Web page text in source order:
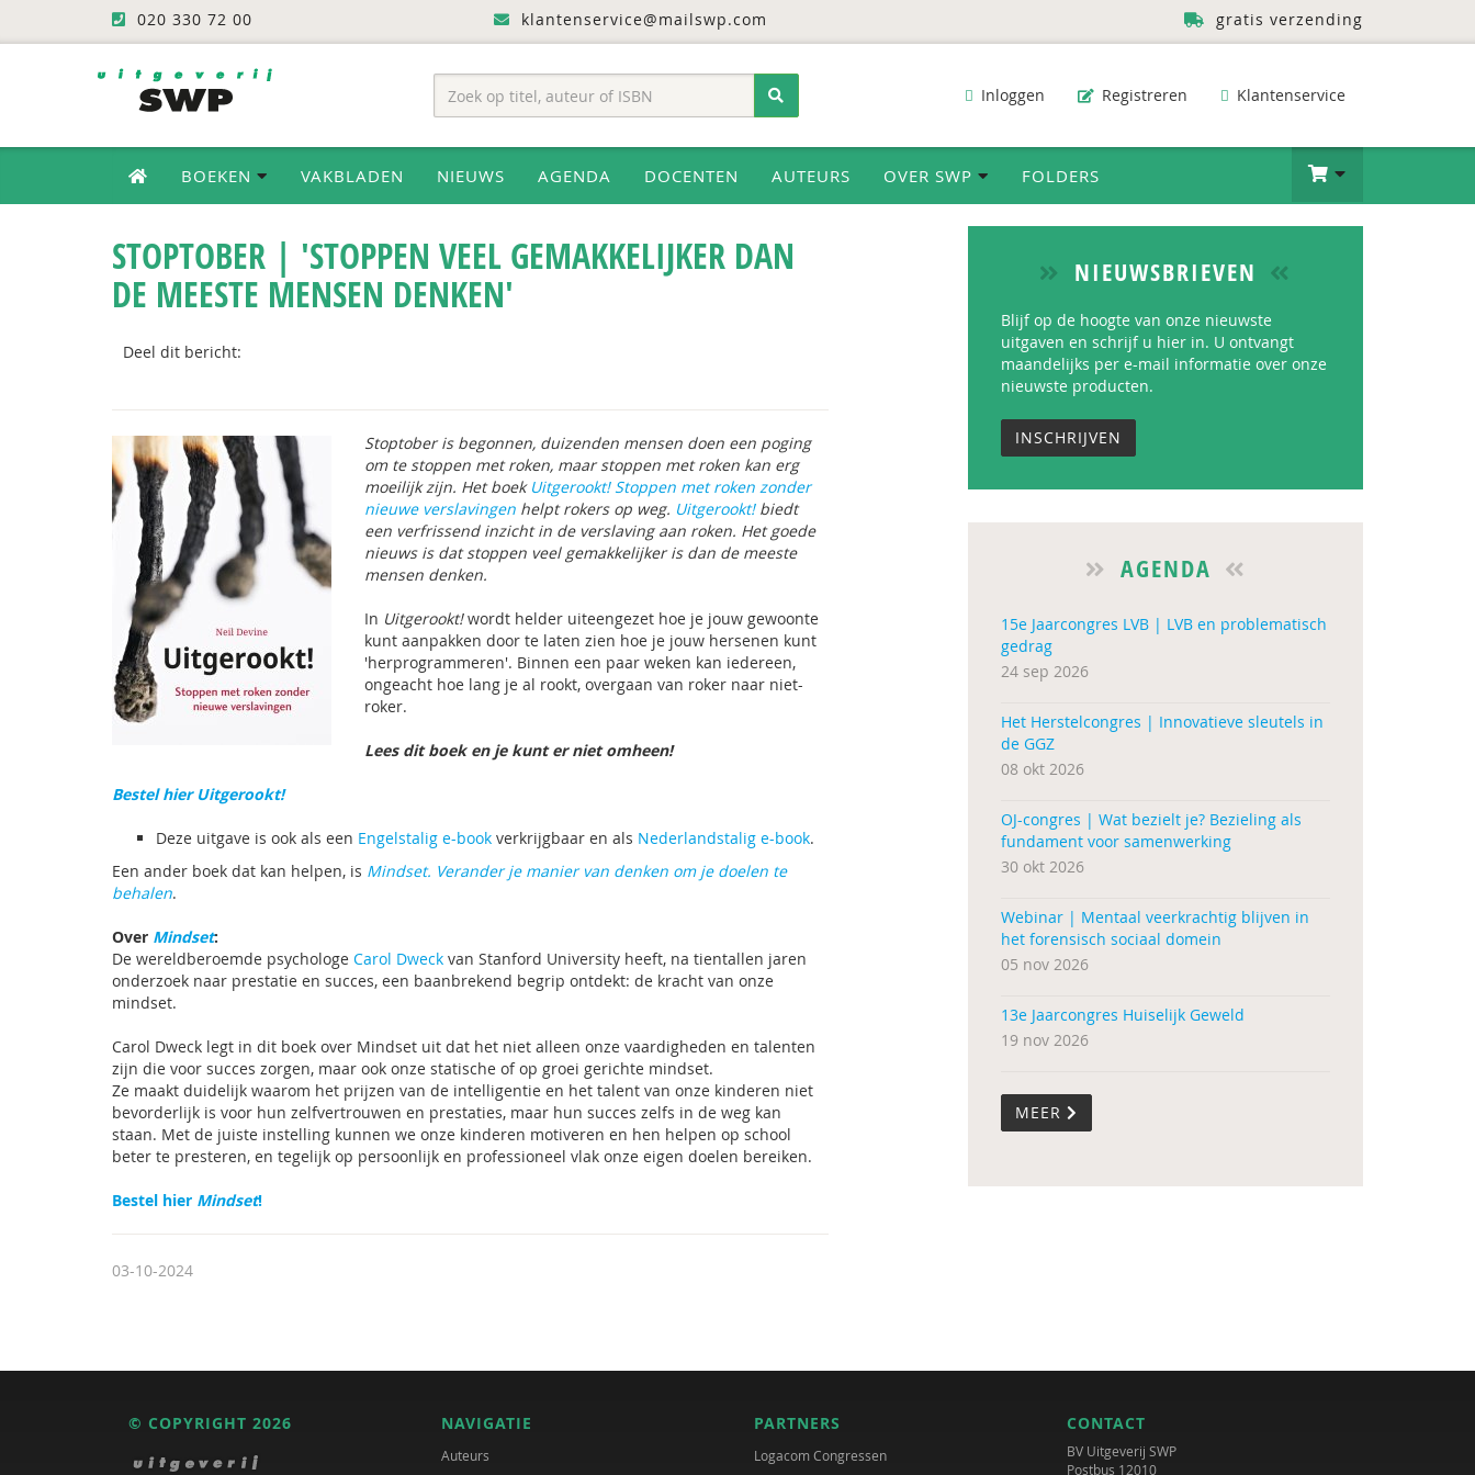
020 330 72 00 klantenservice@mailswp.com gratis verzending
Inloggen Registreren Klantenservice
BOEKEN VAKBLADEN NIEUWS AGENDA DOCENTEN AUTEURS OVER SWP FOLDERS
STOPTOBER | 'STOPPEN VEEL GEMAKKELIJKER DAN
DE MEESTE MENSEN DENKEN'
Deel dit bericht:
Stoptober is begonnen, duizenden mensen doen een poging
om te stoppen met roken, maar stoppen met roken kan erg
moeilijk zijn. Het boek Uitgerookt! Stoppen met roken zonder
nieuwe verslavingen helpt rokers op weg. Uitgerookt! biedt
een verfrissend inzicht in de verslaving aan roken. Het goede
nieuws is dat stoppen veel gemakkelijker is dan de meeste
mensen denken.
In Uitgerookt!wordt helder uiteengezet hoe je jouw gewoonte
kunt aanpakken door te laten zien hoe je jouw hersenen kunt
'herprogrammeren'. Binnen een paar weken kan iedereen,
ongeacht hoe lang je al rookt, overgaan van roker naar niet-
roker.
Lees dit boek en je kunt er niet omheen!
Bestel hier Uitgerookt!
Deze uitgave is ook als een Engelstalig e-book verkrijgbaar en als Nederlandstalig e-book.
Een ander boek dat kan helpen, is Mindset. Verander je manier van denken om je doelen te
behalen.
Over Mindset:
De wereldberoemde psychologe Carol Dweck van Stanford University heeft, na tientallen jaren
onderzoek naar prestatie en succes, een baanbrekend begrip ontdekt: de kracht van onze
mindset.
Carol Dweck legt in dit boek over Mindset uit dat het niet alleen onze vaardigheden en talenten
zijn die voor succes zorgen, maar ook onze statische of op groei gerichte mindset.
Ze maakt duidelijk waarom het prijzen van de intelligentie en het talent van onze kinderen niet
bevorderlijk is voor hun zelfvertrouwen en prestaties, maar hun succes zelfs in de weg kan
staan. Met de juiste instelling kunnen we onze kinderen motiveren en hen helpen op school
beter te presteren, en tegelijk op persoonlijk en professioneel vlak onze eigen doelen bereiken.
Bestel hier Mindset!
03-10-2024
NIEUWSBRIEVEN
Blijf op de hoogte van onze nieuwste
uitgaven en schrijf u hier in. U ontvangt
maandelijks per e-mail informatie over onze
nieuwste producten.
INSCHRIJVEN
AGENDA
15e Jaarcongres LVB | LVB en problematisch
gedrag
24 sep 2026
Het Herstelcongres | Innovatieve sleutels in
de GGZ
08 okt 2026
OJ-congres | Wat bezielt je? Bezieling als
fundament voor samenwerking
30 okt 2026
Webinar | Mentaal veerkrachtig blijven in
het forensisch sociaal domein
05 nov 2026
13e Jaarcongres Huiselijk Geweld
19 nov 2026
MEER
© COPYRIGHT 2026 NAVIGATIE
Auteurs
PARTNERS
Logacom Congressen
CONTACT
BV Uitgeverij SWP
Postbus 12010